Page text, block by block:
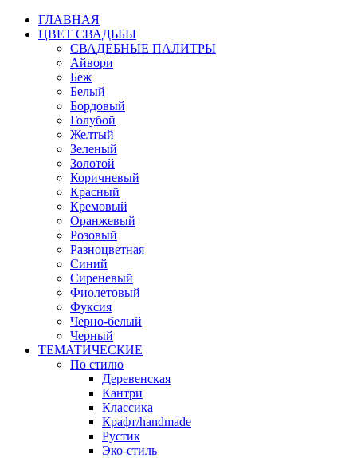
ГЛАВНАЯ
ЦВЕТ СВАДЬБЫ
СВАДЕБНЫЕ ПАЛИТРЫ
Айвори
Беж
Белый
Бордовый
Голубой
Желтый
Зеленый
Золотой
Коричневый
Красный
Кремовый
Оранжевый
Розовый
Разноцветная
Синий
Сиреневый
Фиолетовый
Фуксия
Черно-белый
Черный
ТЕМАТИЧЕСКИЕ
По стилю
Деревенская
Кантри
Классика
Крафт/handmade
Рустик
Эко-стиль